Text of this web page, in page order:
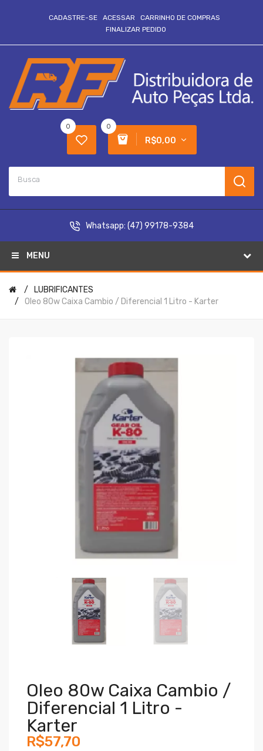
CADASTRE-SE ACESSAR
CARRINHO DE COMPRAS
FINALIZAR PEDIDO
0
R$0,00
0
Whatsapp: (47) 99178-9384
MENU
LUBRIFICANTES
Oleo 80w Caixa Cambio / Diferencial 1 Litro - Karter
Oleo 80w Caixa Cambio /
Diferencial 1 Litro -
Karter
R$57,70